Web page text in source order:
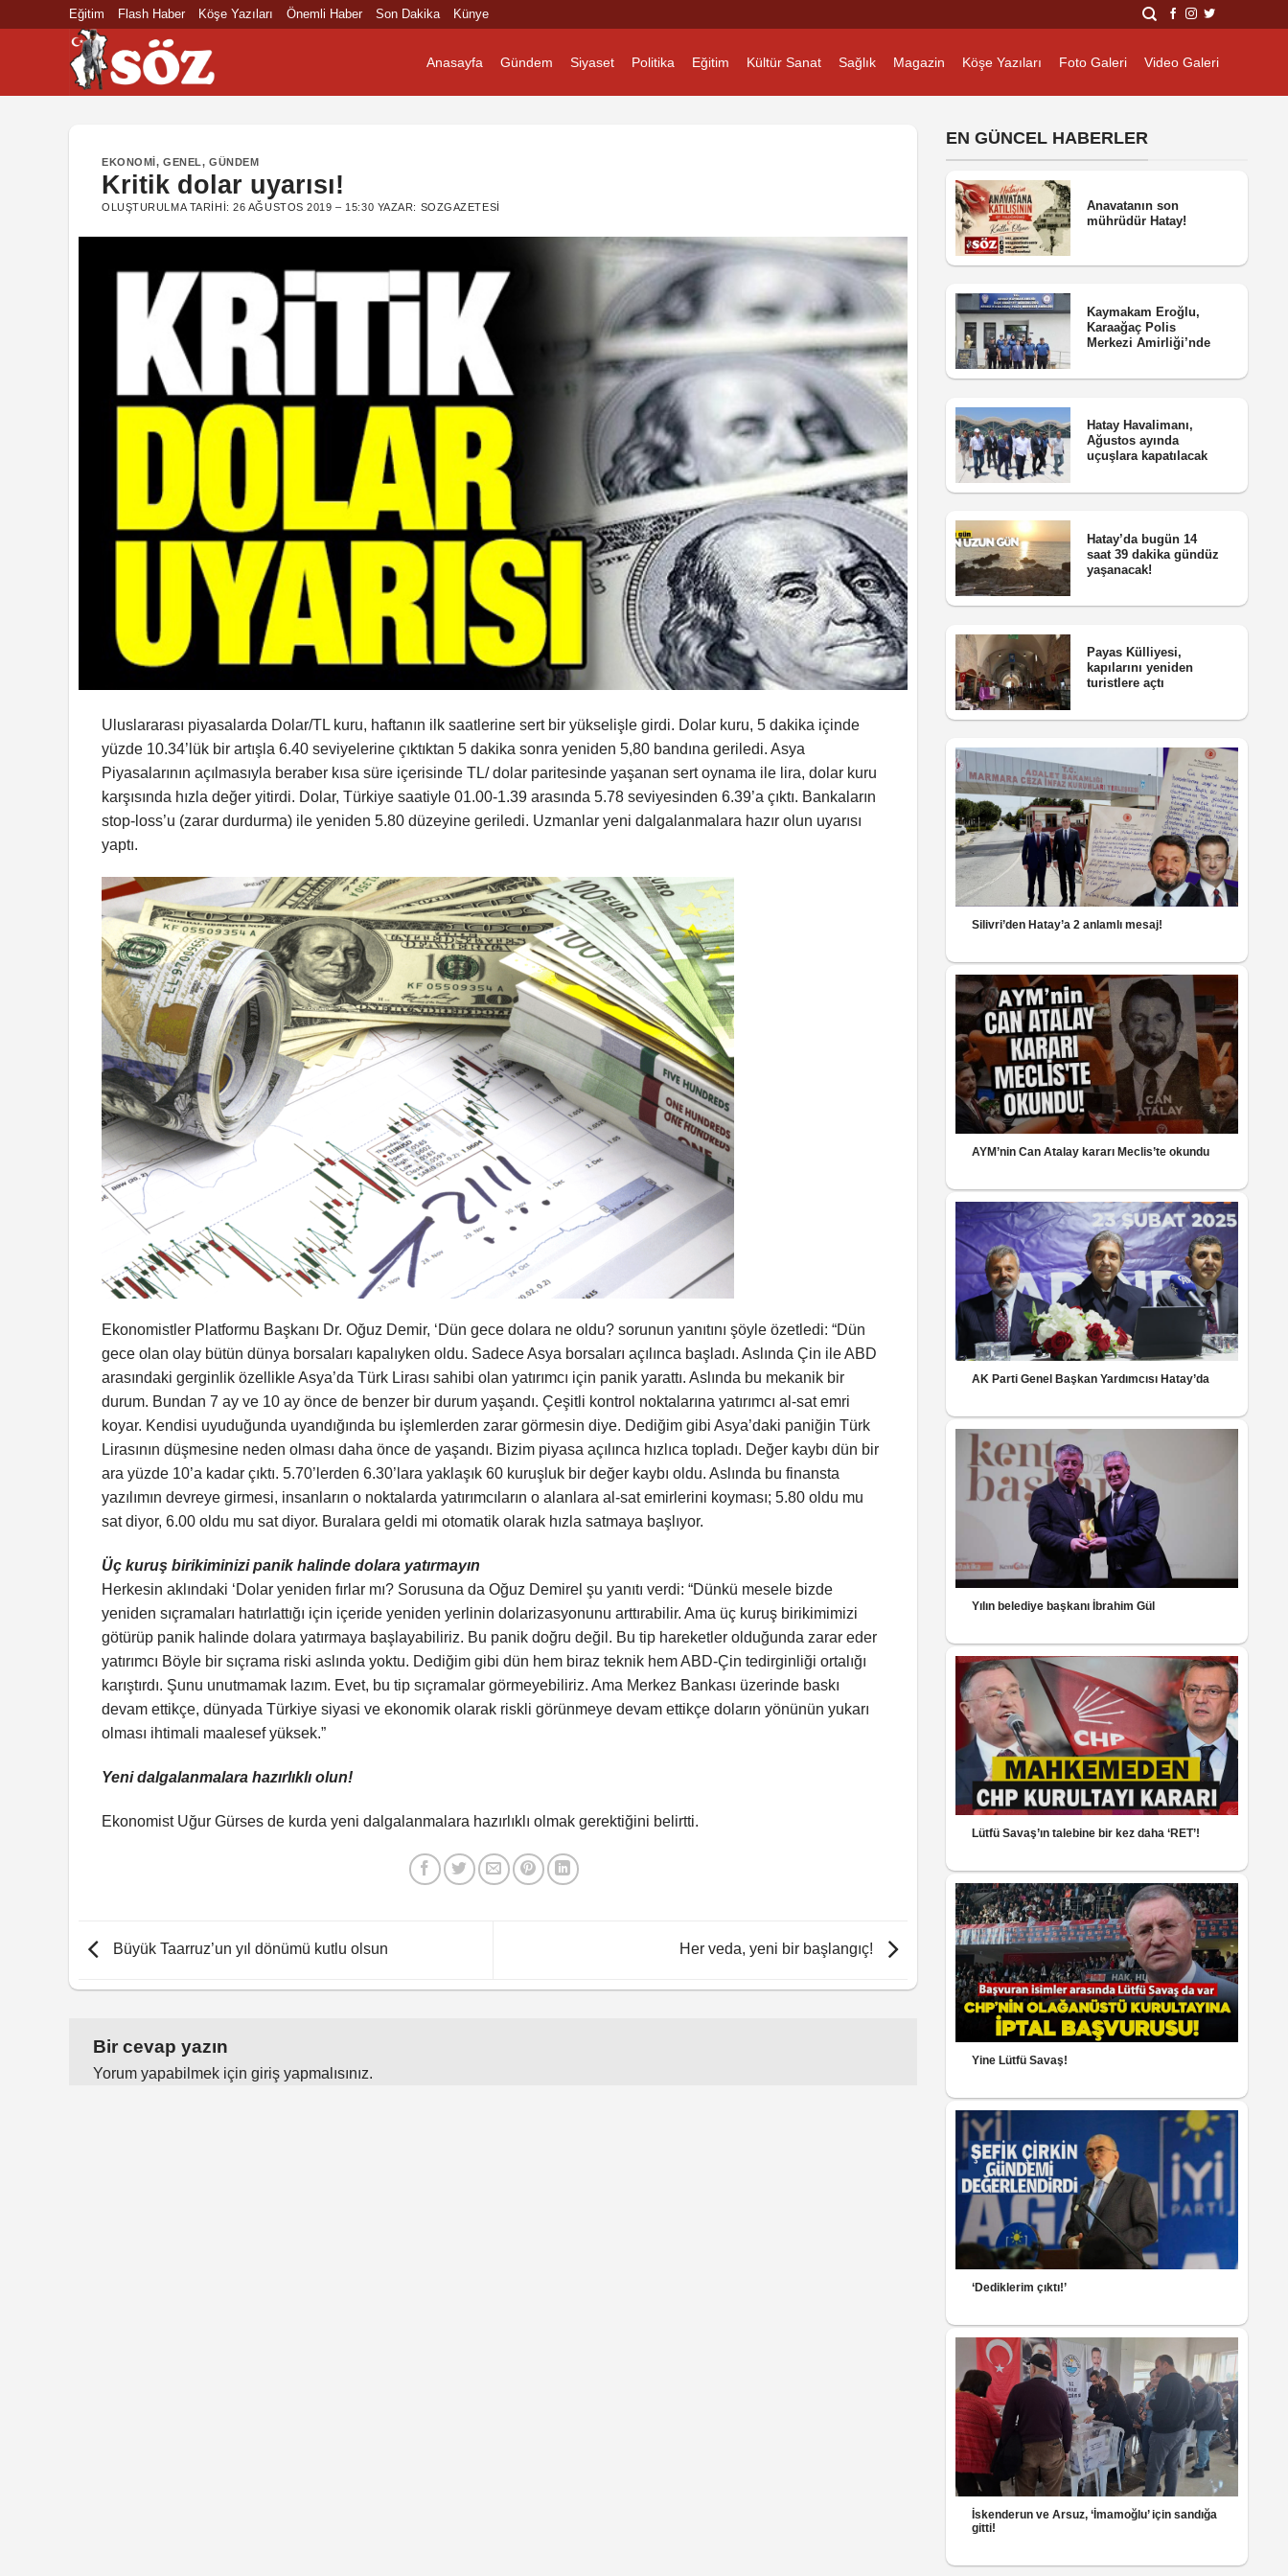
Eğitim Flash Haber Köşe Yazıları Önemli Haber Son Dakika Künye
Anasayfa Gündem Siyaset Politika Eğitim Kültür Sanat Sağlık Magazin Köşe Yazıları Foto Galeri Video Galeri
EKONOMI,GENEL, GÜNDEM
Kritik dolar uyarısı!
OLUŞTURULMA TARIHI:26 AĞUSTOS 2019 – 15:30 YAZAR: SOZGAZETESI
Uluslararası piyasalarda Dolar/TL kuru, haftanın ilk saatlerine sert bir yükselişle girdi. Dolar kuru, 5 dakika içinde
yüzde 10.34’lük bir artışla 6.40 seviyelerine çıktıktan 5 dakika sonra yeniden 5,80 bandına geriledi. Asya
Piyasalarının açılmasıyla beraber kısa süre içerisinde TL/ dolar paritesinde yaşanan sert oynama ile lira, dolar kuru
karşısında hızla değer yitirdi. Dolar, Türkiye saatiyle 01.00-1.39 arasında 5.78 seviyesinden 6.39’a çıktı. Bankaların
stop-loss’u (zarar durdurma) ile yeniden 5.80 düzeyine geriledi. Uzmanlar yeni dalgalanmalara hazır olun uyarısı
yaptı.
Ekonomistler Platformu Başkanı Dr. Oğuz Demir, ‘Dün gece dolara ne oldu? sorunun yanıtını şöyle özetledi: “Dün
gece olan olay bütün dünya borsaları kapalıyken oldu. Sadece Asya borsaları açılınca başladı. Aslında Çin ile ABD
arasındaki gerginlik özellikle Asya’da Türk Lirası sahibi olan yatırımcı için panik yarattı. Aslında bu mekanik bir
durum. Bundan 7 ay ve 10 ay önce de benzer bir durum yaşandı. Çeşitli kontrol noktalarına yatırımcı al-sat emri
koyar. Kendisi uyuduğunda uyandığında bu işlemlerden zarar görmesin diye. Dediğim gibi Asya’daki paniğin Türk
Lirasının düşmesine neden olması daha önce de yaşandı. Bizim piyasa açılınca hızlıca topladı. Değer kaybı dün bir
ara yüzde 10’a kadar çıktı. 5.70’lerden 6.30’lara yaklaşık 60 kuruşluk bir değer kaybı oldu. Aslında bu finansta
yazılımın devreye girmesi, insanların o noktalarda yatırımcıların o alanlara al-sat emirlerini koyması; 5.80 oldu mu
sat diyor, 6.00 oldu mu sat diyor. Buralara geldi mi otomatik olarak hızla satmaya başlıyor.
Üç kuruş birikiminizi panik halinde dolara yatırmayın
Herkesin aklındaki ‘Dolar yeniden fırlar mı? Sorusuna da Oğuz Demirel şu yanıtı verdi: “Dünkü mesele bizde
yeniden sıçramaları hatırlattığı için içeride yeniden yerlinin dolarizasyonunu arttırabilir. Ama üç kuruş birikimimizi
götürüp panik halinde dolara yatırmaya başlayabiliriz. Bu panik doğru değil. Bu tip hareketler olduğunda zarar eder
yatırımcı Böyle bir sıçrama riski aslında yoktu. Dediğim gibi dün hem biraz teknik hem ABD-Çin tedirginliği ortalığı
karıştırdı. Şunu unutmamak lazım. Evet, bu tip sıçramalar görmeyebiliriz. Ama Merkez Bankası üzerinde baskı
devam ettikçe, dünyada Türkiye siyasi ve ekonomik olarak riskli görünmeye devam ettikçe doların yönünün yukarı
olması ihtimali maalesef yüksek.”
Yeni dalgalanmalara hazırlıklı olun!
Ekonomist Uğur Gürses de kurda yeni dalgalanmalara hazırlıklı olmak gerektiğini belirtti.
Büyük Taarruz’un yıl dönümü kutlu olsun Her veda, yeni bir başlangıç!
Bir cevap yazın
Yorum yapabilmek için giriş yapmalısınız.
EN GÜNCEL HABERLER
Anavatanın son
mührüdür Hatay!
Kaymakam Eroğlu,
Karaağaç Polis
Merkezi Amirliği’nde
Hatay Havalimanı,
Ağustos ayında
uçuşlara kapatılacak
Hatay’da bugün 14
saat 39 dakika gündüz
yaşanacak!
Payas Külliyesi,
kapılarını yeniden
turistlere açtı
Silivri’den Hatay’a 2 anlamlı mesaj!
AYM’nin Can Atalay kararı Meclis’te okundu
AK Parti Genel Başkan Yardımcısı Hatay’da
Yılın belediye başkanı İbrahim Gül
Lütfü Savaş’ın talebine bir kez daha ‘RET’!
Yine Lütfü Savaş!
‘Dediklerim çıktı!’
İskenderun ve Arsuz, ‘İmamoğlu’ için sandığa
gitti!